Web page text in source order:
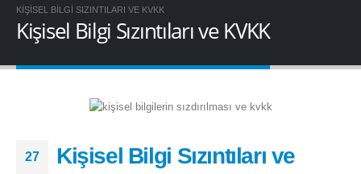
KIŞISEL BILGI SIZINTILARI VE KVKK
Kişisel Bilgi Sızıntıları ve KVKK
27
Kişisel Bilgi Sızıntıları ve